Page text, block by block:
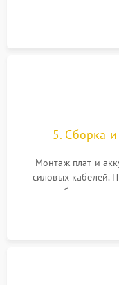
Восстановление
5. Сборка
Монтаж плат и
силовых кабелей.
калибровки
срабатывания